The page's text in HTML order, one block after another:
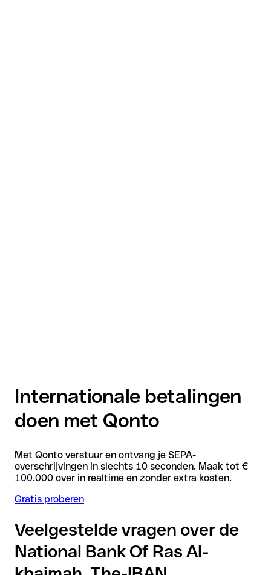
Internationale betalingen
doen met Qonto
Met Qonto verstuur en ontvang je SEPA-
overschrijvingen in slechts 10 seconden. Maak tot €
100.000 over in realtime en zonder extra kosten.
Gratis proberen
Veelgestelde vragen over de
National Bank Of Ras Al-